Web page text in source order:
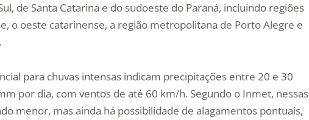
de Santa Catarina e do sudoeste do Paraná, incluindo regiões
o oeste catarinense, a região metropolitana de Porto Alegre e
para chuvas intensas indicam precipitações entre 20 e 30
por dia, com ventos de até 60 km/h. Segundo o Inmet, nessas
menor, mas ainda há possibilidade de alagamentos pontuais,